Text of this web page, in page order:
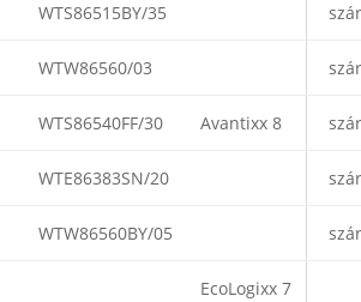
WTS86515BY/35
WTW86560/03
WTS86540FF/30 Avantixx 8
WTE86383SN/20
WTW86560BY/05
EcoLogixx 7